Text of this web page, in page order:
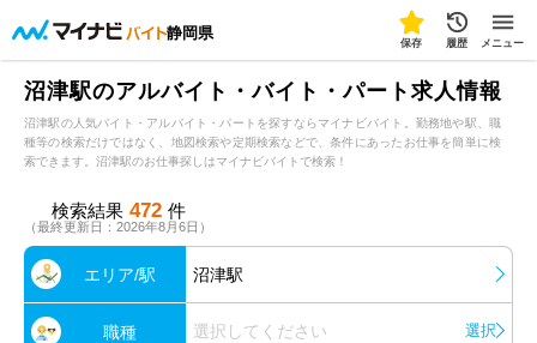
静岡県
保存 履歴 メニュー
沼津駅のアルバイト・バイト・パート求人情報
沼津駅の人気バイト・アルバイト・パートを探すならマイナビバイト。勤務地や駅、職
種等の検索だけではなく、地図検索や定期検索などで、条件にあったお仕事を簡単に検
索できます。沼津駅のお仕事探しはマイナビバイトで検索！
検索結果 472 件
（最終更新日：2026年8月6日）
エリア/駅 沼津駅
職種 選択してください 選択